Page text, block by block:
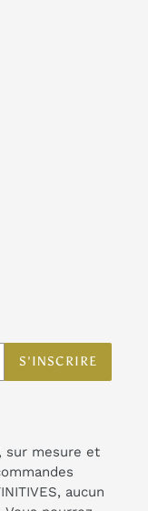
S'INSCRIRE
sur mesure et
aucun